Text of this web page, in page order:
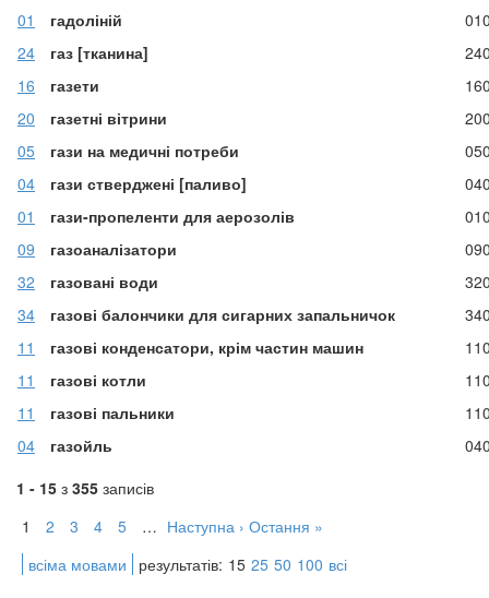
01
гадоліній
24
газ [тканина]
16
газети
20
газетні вітрини
05
гази на медичні потреби
04
гази стверджені [паливо]
01
гази-пропеленти для аерозолів
09
газоаналізатори
32
газовані води
34
газові балончики для сигарних запальничок
11
газові конденсатори, крім частин машин
11
газові котли
11
газові пальники
04
газойль
1 - 15 з 355 записів
1
2 3 4 5 … Наступна › Остання »
всіма мовами
результатів: 15 25 50 100 всі